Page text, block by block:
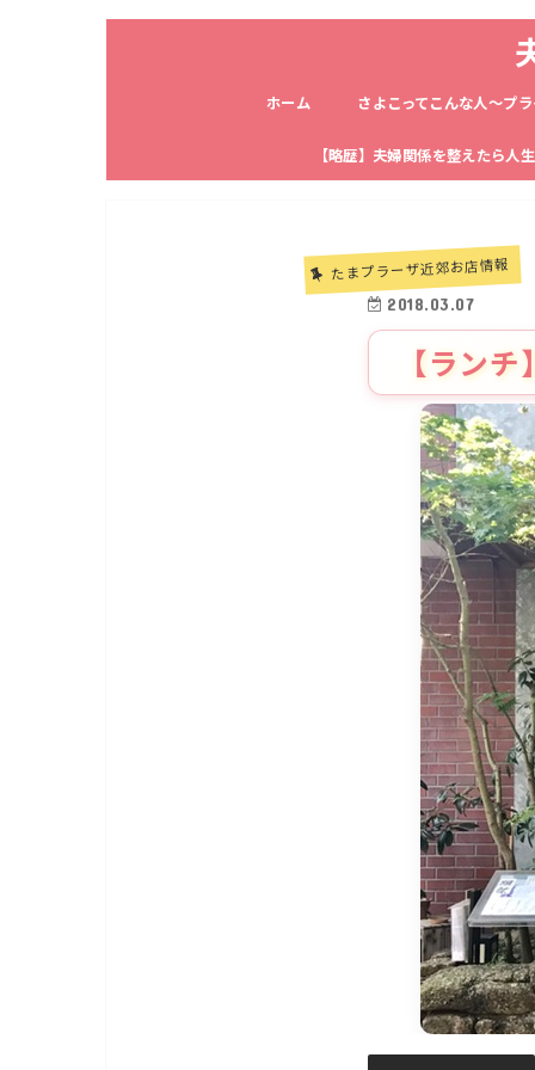
ホーム さよこってこんな人〜プ
【略歴】夫婦関係を整えたら
たまプラーザ近郊お店情報
2018.03.07
【ラン